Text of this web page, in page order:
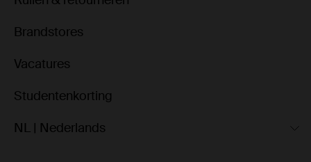
Brandstores
Vacatures
Studentenkorting
NL | Nederlands